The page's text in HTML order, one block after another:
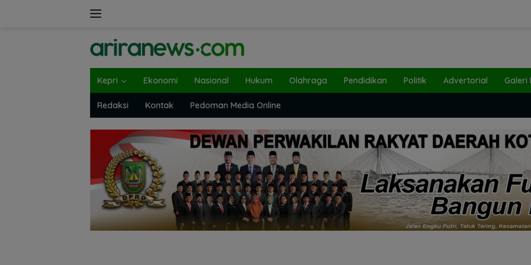
Kepri Ekonomi Nasional Hukum Olahraga Pendidikan Politik Advertorial Galeri
Redaksi Kontak Pedoman Media Online